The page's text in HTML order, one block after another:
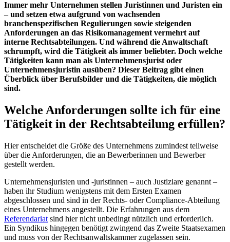
Immer mehr Unternehmen stellen Juristinnen und Juristen ein
– und setzen etwa aufgrund von wachsenden
branchenspezifischen Regulierungen sowie steigenden
Anforderungen an das Risikomanagement vermehrt auf
interne Rechtsabteilungen. Und während die Anwaltschaft
schrumpft, wird die Tätigkeit als immer beliebter. Doch welche
Tätigkeiten kann man als Unternehmensjurist oder
Unternehmensjuristin ausüben? Dieser Beitrag gibt einen
Überblick über Berufsbilder und die Tätigkeiten, die möglich
sind.
Welche Anforderungen sollte ich für eine
Tätigkeit in der Rechtsabteilung erfüllen?
Hier entscheidet die Größe des Unternehmens zumindest teilweise
über die Anforderungen, die an Bewerberinnen und Bewerber
gestellt werden.
Unternehmensjuristen und -juristinnen – auch Justiziare genannt –
haben ihr Studium wenigstens mit dem Ersten Examen
abgeschlossen und sind in der Rechts- oder Compliance-Abteilung
eines Unternehmens angestellt. Die Erfahrungen aus dem
Referendariat sind hier nicht unbedingt nützlich und erforderlich.
Ein Syndikus hingegen benötigt zwingend das Zweite Staatsexamen
und muss von der Rechtsanwaltskammer zugelassen sein.